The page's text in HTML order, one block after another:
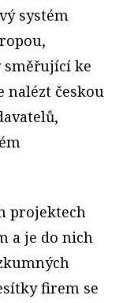
systém
směřující ke
nalézt českou
projektech
a je do nich
firem se